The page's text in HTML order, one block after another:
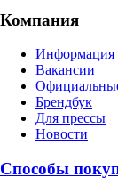
Компания
Информация
Вакансии
Брендбук
Для прессы
Новости
Способы